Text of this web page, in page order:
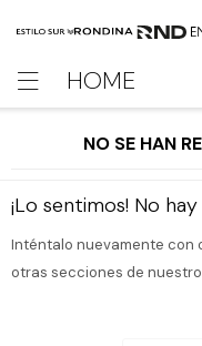
HOME

NO SE HAN
¡Lo sentimos! No
Inténtalo nuevamente con
otras secciones de